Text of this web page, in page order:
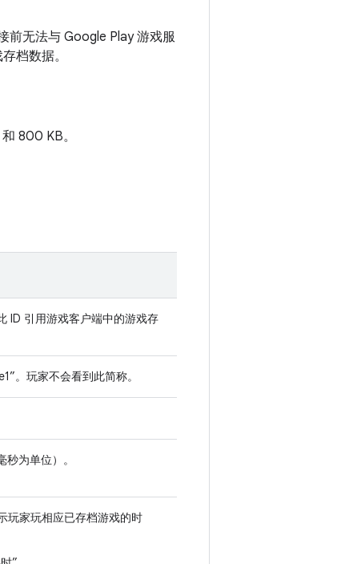
前无法与 Google Play 游戏服
档数据。
800 KB。
ID 引用游戏客户端中的游戏存
。玩家不会看到此简称。
为单位）。
玩家玩相应已存档游戏的时